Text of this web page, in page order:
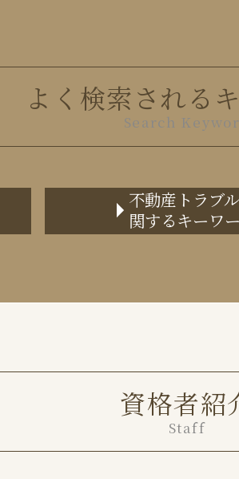
よく検索される
Search
不動産トラブ
関するキーワ
事業用 賃貸借契約書
不動産トラブル 弁護士
任意売却とは
境界トラブル
境界トラブル 相談
相続 不動産 共有分割
資格者紹
Staff